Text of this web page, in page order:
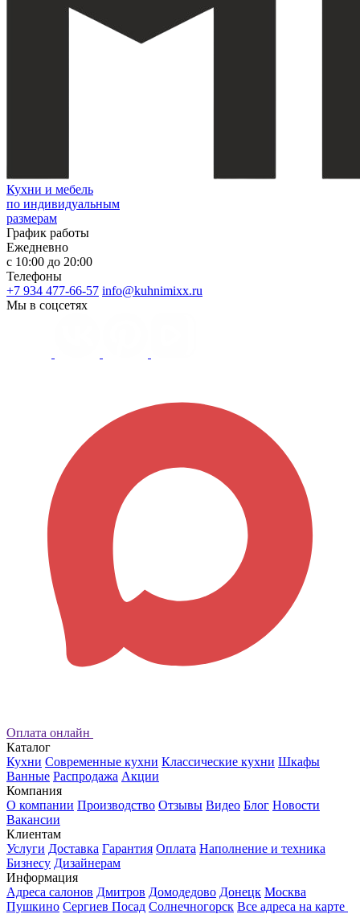
Кухни и мебель
по индивидуальным
размерам
График работы
Ежедневно
c 10:00 до 20:00
Телефоны
+7 934 477-66-57 info@kuhnimixx.ru
Мы в соцсетях
Оплата онлайн
Каталог
Кухни Современные кухни Классические кухни Шкафы
Ванные Распродажа Акции
Компания
О компании Производство Отзывы Видео Блог Новости
Вакансии
Клиентам
Услуги Доставка Гарантия Оплата Наполнение и техника
Бизнесу Дизайнерам
Информация
Адреса салонов Дмитров Домодедово Донецк Москва
Пушкино Сергиев Посад Солнечногорск Все адреса на карте